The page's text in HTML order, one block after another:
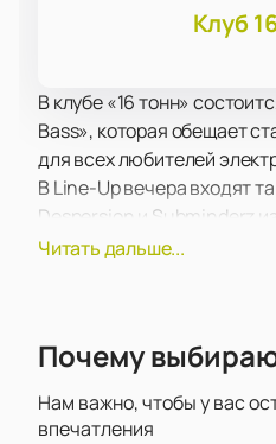
Клуб
В клубе «16 тонн»
Bass», которая обещает
для всех любителей
В Line-Up вечера входят
Despersion и Subminderz
Брянска, Katanna из
вечера.
техническими
Читать дальше...
Почему
Нам важно, чтобы у вас
впечатления